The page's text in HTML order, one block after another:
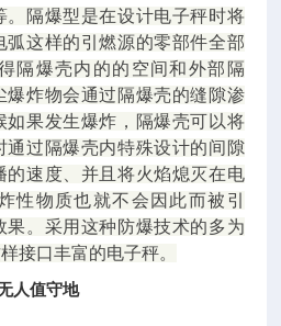
。隔爆型是在设计电子秤时将
弧这样的引燃源的零部件全部
隔爆壳内的的空间和外部隔
爆炸物会通过隔爆壳的缝隙渗
如果发生爆炸，隔爆壳可以将
通过隔爆壳内特殊设计的间隙
的速度、并且将火焰熄灭在电
性物质也就不会因此而被引
果。采用这种防爆技术的多为
接口丰富的电子秤。
人值守地